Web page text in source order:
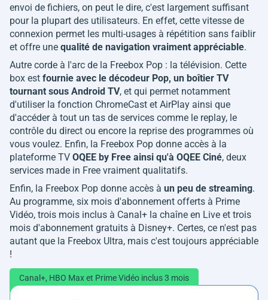
envoi de fichiers, on peut le dire, c'est largement suffisant
pour la plupart des utilisateurs. En effet, cette vitesse de
connexion permet les multi-usages à répétition sans faiblir
et offre une qualité de navigation vraiment appréciable.
Autre corde à l'arc de la Freebox Pop : la télévision. Cette
box est fournie avec le décodeur Pop, un boîtier TV
tournant sous Android TV, et qui permet notamment
d'utiliser la fonction ChromeCast et AirPlay ainsi que
d'accéder à tout un tas de services comme le replay, le
contrôle du direct ou encore la reprise des programmes où
vous voulez. Enfin, la Freebox Pop donne accès à la
plateforme TV OQEE by Free ainsi qu'à OQEE Ciné, deux
services made in Free vraiment qualitatifs.
Enfin, la Freebox Pop donne accès à un peu de streaming.
Au programme, six mois d'abonnement offerts à Prime
Vidéo, trois mois inclus à Canal+ la chaîne en Live et trois
mois d'abonnement gratuits à Disney+. Certes, ce n'est pas
autant que la Freebox Ultra, mais c'est toujours appréciable
!
Canal+, HBO Max et Prime Vidéo inclus 3 mois